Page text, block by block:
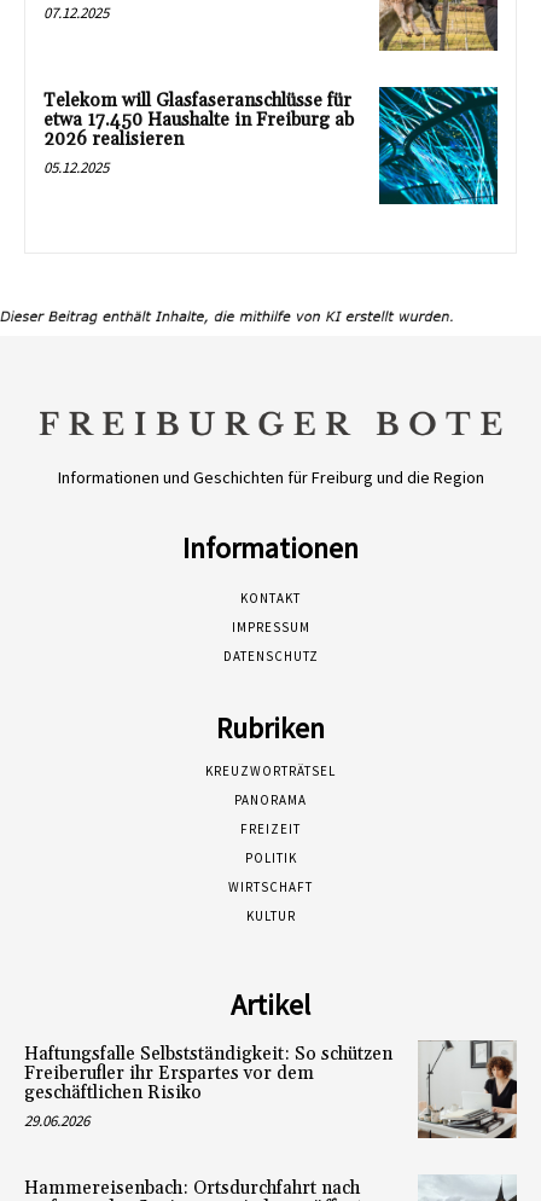
07.12.2025
Telekom will Glasfaseranschlüsse für
etwa 17.450 Haushalte in Freiburg ab
2026 realisieren
05.12.2025
Informationen und Geschichten für Freiburg und die Region
Informationen
KONTAKT
IMPRESSUM
DATENSCHUTZ
Rubriken
KREUZWORTRÄTSEL
PANORAMA
FREIZEIT
POLITIK
WIRTSCHAFT
KULTUR
Artikel
Haftungsfalle Selbstständigkeit: So schützen
Freiberufler ihr Erspartes vor dem
geschäftlichen Risiko
29.06.2026
Hammereisenbach: Ortsdurchfahrt nach